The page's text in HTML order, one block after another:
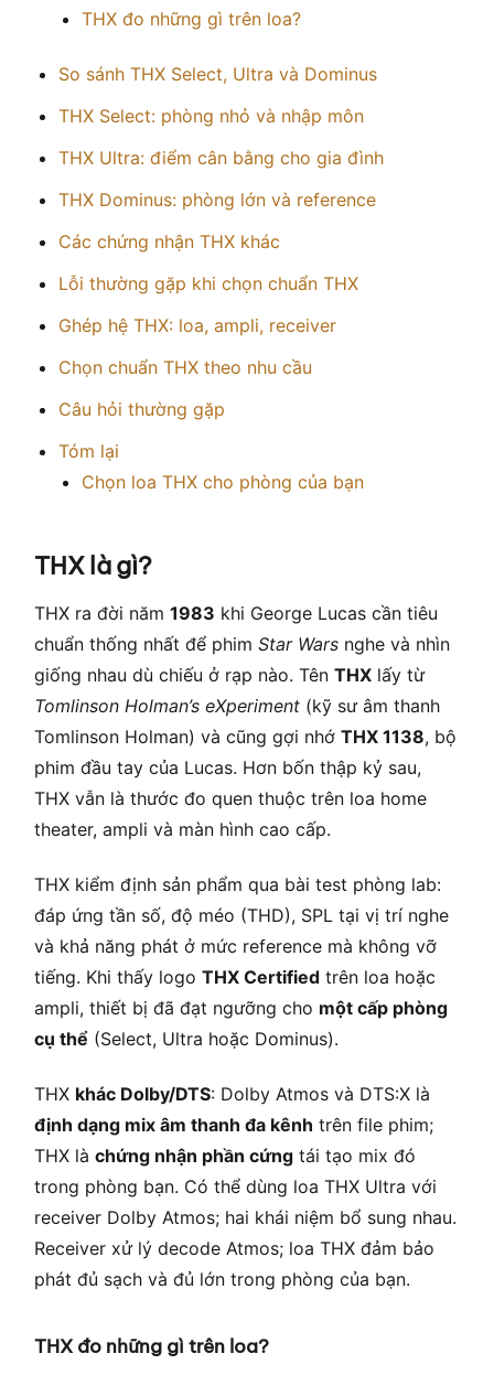
THX đo những gì trên loa?
So sánh THX Select, Ultra và Dominus
THX Select: phòng nhỏ và nhập môn
THX Ultra: điểm cân bằng cho gia đình
THX Dominus: phòng lớn và reference
Các chứng nhận THX khác
Lỗi thường gặp khi chọn chuẩn THX
Ghép hệ THX: loa, ampli, receiver
Chọn chuẩn THX theo nhu cầu
Câu hỏi thường gặp
Tóm lại
Chọn loa THX cho phòng của bạn
THX là gì?
THX ra đời năm 1983 khi George Lucas cần tiêu
chuẩn thống nhất để phim Star Wars nghe và nhìn
giống nhau dù chiếu ở rạp nào. Tên THX lấy từ
Tomlinson Holman’s eXperiment (kỹ sư âm thanh
Tomlinson Holman) và cũng gợi nhớ THX 1138, bộ
phim đầu tay của Lucas. Hơn bốn thập kỷ sau,
THX vẫn là thước đo quen thuộc trên loa home
theater, ampli và màn hình cao cấp.
THX kiểm định sản phẩm qua bài test phòng lab:
đáp ứng tần số, độ méo (THD), SPL tại vị trí nghe
và khả năng phát ở mức reference mà không vỡ
tiếng. Khi thấy logo THX Certified trên loa hoặc
ampli, thiết bị đã đạt ngưỡng cho một cấp phòng
cụ thể (Select, Ultra hoặc Dominus).
THX khác Dolby/DTS: Dolby Atmos và DTS:X là
định dạng mix âm thanh đa kênh trên file phim;
THX là chứng nhận phần cứng tái tạo mix đó
trong phòng bạn. Có thể dùng loa THX Ultra với
receiver Dolby Atmos; hai khái niệm bổ sung nhau.
Receiver xử lý decode Atmos; loa THX đảm bảo
phát đủ sạch và đủ lớn trong phòng của bạn.
THX đo những gì trên loa?